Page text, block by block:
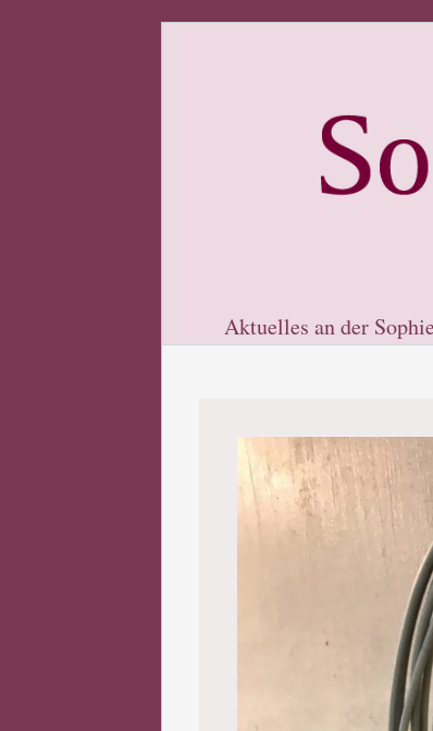
Aktuelles an der Sophie